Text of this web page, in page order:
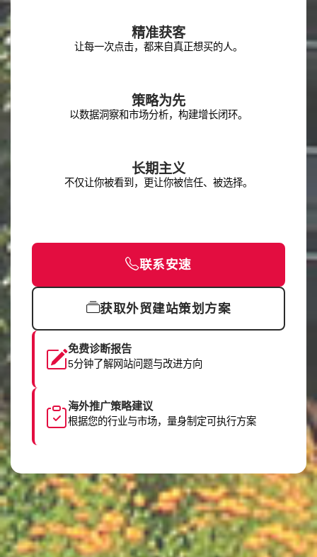
精准获客
让每一次点击，都来自真正想买的人。
策略为先
以数据洞察和市场分析，构建增长闭环。
长期主义
不仅让你被看到，更让你被信任、被选择。
联系安速
获取外贸建站策划方案
免费诊断报告
5分钟了解网站问题与改进方向
海外推广策略建议
根据您的行业与市场，量身制定可执行方案